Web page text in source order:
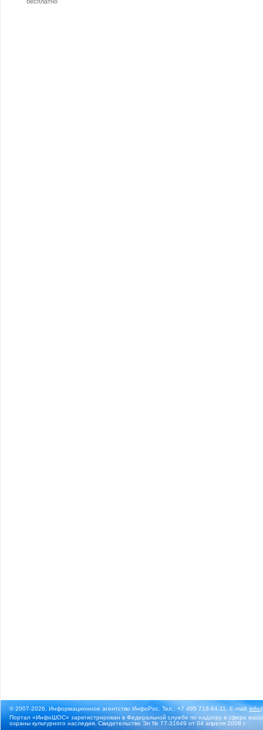
© 2007-2026, Информационное агентство ИнфоРос. Тел.: +7 495 718-84-11, E-mail:
Портал «ИнфоШОС» зарегистрирован в Федеральной службе по надзору в сфере
охраны культурного наследия. Свидетельство Эл № 77-31649 от 04 апреля 2008 г.